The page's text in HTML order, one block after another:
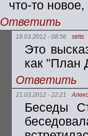
что-то
Ответить
18.03.2012 - 08:56 strlts
Это
как "План
Ответить
21.03.2012 - 22:21
Беседы